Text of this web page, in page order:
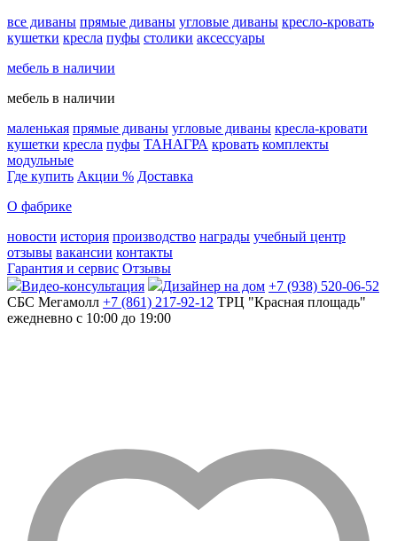
все диваны прямые диваны угловые диваны кресло-кровать
кушетки кресла пуфы столики аксессуары
мебель в наличии
мебель в наличии
маленькая прямые диваны угловые диваны кресла-кровати
кушетки кресла пуфы ТАНАГРА кровать комплекты
модульные
Где купить Акции % Доставка
О фабрике
новости история производство награды учебный центр
отзывы вакансии контакты
Гарантия и сервис Отзывы
Видео-консультация
Дизайнер на дом +7 (938) 520-06-52
СБС Мегамолл +7 (861) 217-92-12 ТРЦ "Красная площадь"
ежедневно с 10:00 до 19:00